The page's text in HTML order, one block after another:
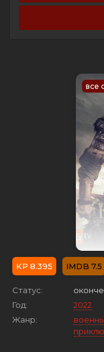
все
8.395 7.5
Статус:
Год:
2022
Жанр: